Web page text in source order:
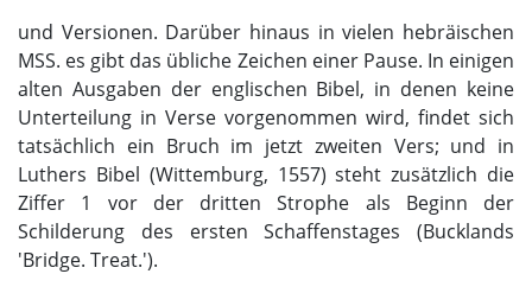
und Versionen. Darüber hinaus in vielen hebräischen
MSS. es gibt das übliche Zeichen einer Pause. In einigen
alten Ausgaben der englischen Bibel, in denen keine
Unterteilung in Verse vorgenommen wird, findet sich
tatsächlich ein Bruch im jetzt zweiten Vers; und in
Luthers Bibel (Wittemburg, 1557) steht zusätzlich die
Ziffer 1 vor der dritten Strophe als Beginn der
Schilderung des ersten Schaffenstages (Bucklands
'Bridge. Treat.').